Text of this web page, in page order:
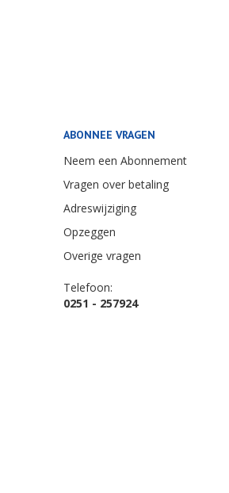
ABONNEE VRAGEN
Neem een Abonnement
Vragen over betaling
Adreswijziging
Opzeggen
Overige vragen
Telefoon:
0251 - 257924